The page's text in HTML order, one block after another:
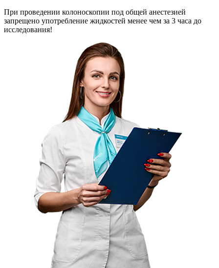
При проведении колоноскопии под общей анестезией
запрещено употребление жидкостей менее чем за 3 часа до
исследования!